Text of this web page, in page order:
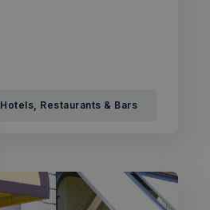
Hotels, Restaurants & Bars